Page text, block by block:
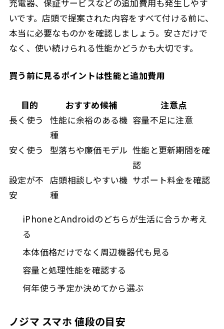
充電器、保証サービスなどの追加費用も発生しやす
いです。店頭で提案された内容をすべて付ける前に、
本当に必要なものかを確認しましょう。安さだけで
なく、使い続けられる性能かどうかも大切です。
買う前に見るポイントは性能と追加費用
目的 おすすめ候補
注意点
長く使う
性能に余裕のある機
種
容量不足に注意
安く使う 型落ちや廉価モデル 性能と更新期間を確
認
設定が不
安
店頭相談しやすい機
種
サポート料金を確認
iPhoneとAndroidのどちらが生活に合うか考え
る
本体価格だけでなく周辺機器代も見る
容量と処理性能を確認する
何年使う予定か決めてから選ぶ
ノジマ スマホ 値段の目安